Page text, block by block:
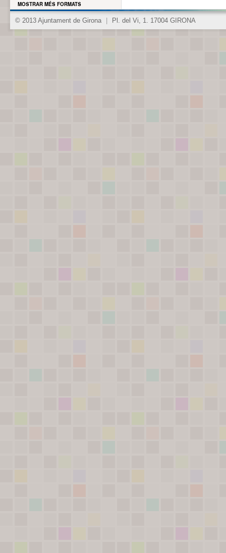
MOSTRAR MÉS FORMATS
© 2013 Ajuntament de Girona Pl. del Vi, 1. 17004 GIRONA